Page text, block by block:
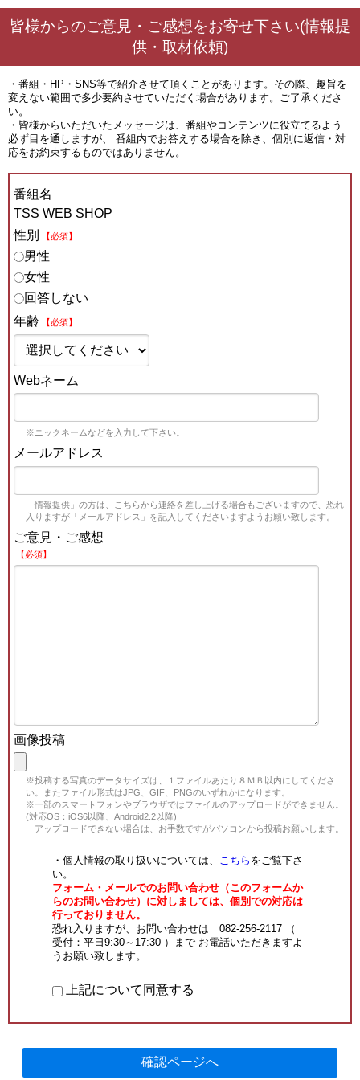
皆様からのご意見・ご感想をお寄せ下さい(情報提
供・取材依頼)
・番組・HP・SNS等で紹介させて頂くことがあります。その際、趣旨を
変えない範囲で多少要約させていただく場合があります。ご了承くださ
い。
・皆様からいただいたメッセージは、番組やコンテンツに役立てるよう
必ず目を通しますが、 番組内でお答えする場合を除き、個別に返信・対
応をお約束するものではありません。
番組名
TSS WEB SHOP
性別
【必須】
男性
女性
回答しない
年齢
【必須】
Webネーム
※ニックネームなどを入力して下さい。
メールアドレス
「情報提供」の方は、こちらから連絡を差し上げる場合もございますので、恐れ
入りますが「メールアドレス」を記入してくださいますようお願い致します。
ご意見・ご感想
【必須】
画像投稿
※投稿する写真のデータサイズは、１ファイルあたり８ＭＢ以内にしてくださ
い。またファイル形式はJPG、GIF、PNGのいずれかになります。
※一部のスマートフォンやブラウザではファイルのアップロードができません。
(対応OS：iOS6以降、Android2.2以降)
アップロードできない場合は、お手数ですがパソコンから投稿お願いします。
・個人情報の取り扱いについては、 こちら をご覧下さ
い。
フォーム・メールでのお問い合わせ（このフォームか
らのお問い合わせ）に対しましては、個別での対応は
行っておりません。
恐れ入りますが、お問い合わせは 082-256-2117 （
受付：平日9:30～17:30 ）まで お電話いただきますよ
うお願い致します。
上記について同意する
確認ページへ